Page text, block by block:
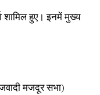
शामिल हुए। इनमें मुख्य
मजदूर सभा)